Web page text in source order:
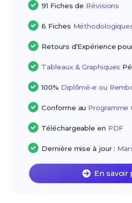
91 Fiches de Révisions
6 Fiches
Retours d'Expérience
Tableaux & Graphiques
100% Diplômé•e ou
Conforme au Programme
Téléchargeable en PDF
Dernière mise à jour :
En savoir